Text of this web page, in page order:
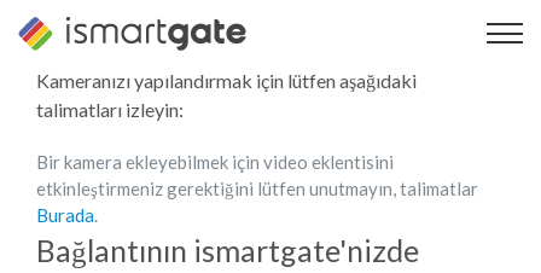
İçeriğe
geç
Kameranızı yapılandırmak için lütfen aşağıdaki
talimatları izleyin:
Bir kamera ekleyebilmek için video eklentisini
etkinleştirmeniz gerektiğini lütfen unutmayın, talimatlar
Burada.
Bağlantının ismartgate'nizde